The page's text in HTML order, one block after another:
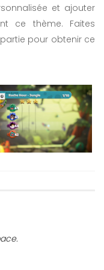
et ajouter
ce thème. Faites
pour obtenir ce